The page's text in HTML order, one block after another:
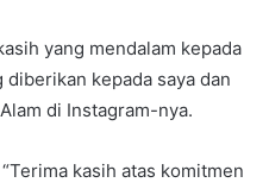
yang mendalam kepada
kepada saya dan
di Instagram-nya.
kasih atas komitmen